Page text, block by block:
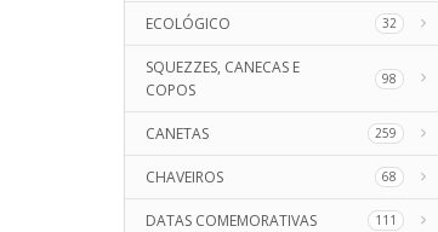
ECOLÓGICO 32
SQUEZZES, CANECAS E
COPOS
98
CANETAS 259
CHAVEIROS 68
DATAS COMEMORATIVAS 111